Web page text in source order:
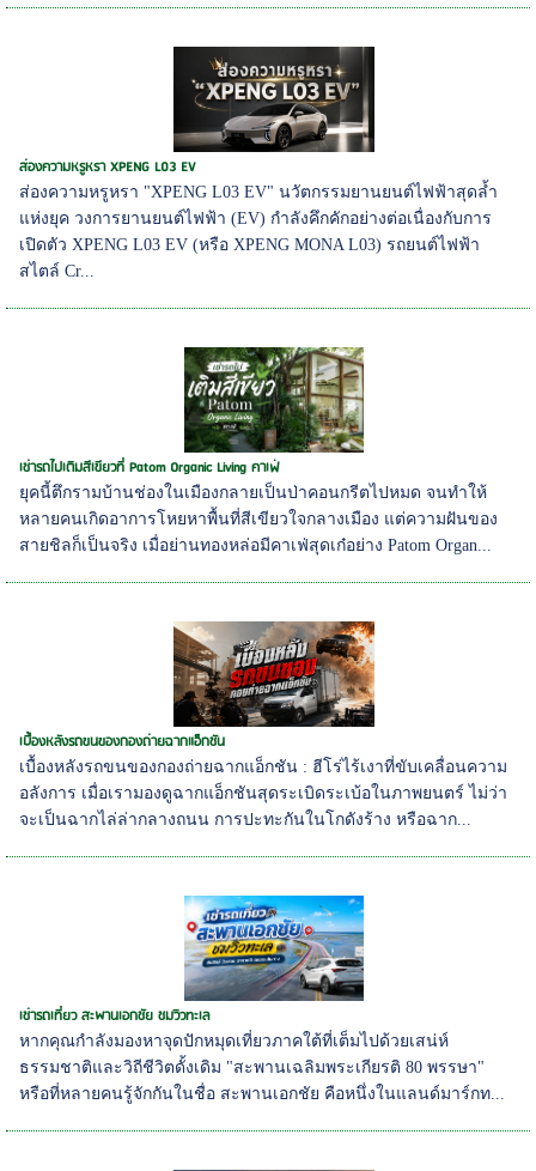
ส่องความหรูหรา XPENG L03 EV
ส่องความหรูหรา "XPENG L03 EV" นวัตกรรมยานยนต์ไฟฟ้าสุดล้ำ
แห่งยุค วงการยานยนต์ไฟฟ้า (EV) กำลังคึกคักอย่างต่อเนื่องกับการ
เปิดตัว XPENG L03 EV (หรือ XPENG MONA L03) รถยนต์ไฟฟ้า
สไตล์ Cr...
เช่ารถไปเติมสีเขียวที่ Patom Organic Living คาเฟ่
ยุคนี้ตึกรามบ้านช่องในเมืองกลายเป็นป่าคอนกรีตไปหมด จนทำให้
หลายคนเกิดอาการโหยหาพื้นที่สีเขียวใจกลางเมือง แต่ความฝันของ
สายชิลก็เป็นจริง เมื่อย่านทองหล่อมีคาเฟ่สุดเก๋อย่าง Patom Organ...
เบื้องหลังรถขนของกองถ่ายฉากแอ็กชัน
เบื้องหลังรถขนของกองถ่ายฉากแอ็กชัน : ฮีโร่ไร้เงาที่ขับเคลื่อนความ
อลังการ เมื่อเรามองดูฉากแอ็กชันสุดระเบิดระเบ้อในภาพยนตร์ ไม่ว่า
จะเป็นฉากไล่ล่ากลางถนน การปะทะกันในโกดังร้าง หรือฉาก...
เช่ารถเที่ยว สะพานเอกชัย ชมวิวทะเล
หากคุณกำลังมองหาจุดปักหมุดเที่ยวภาคใต้ที่เต็มไปด้วยเสน่ห์
ธรรมชาติและวิถีชีวิตดั้งเดิม "สะพานเฉลิมพระเกียรติ 80 พรรษา"
หรือที่หลายคนรู้จักกันในชื่อ สะพานเอกชัย คือหนึ่งในแลนด์มาร์กท...